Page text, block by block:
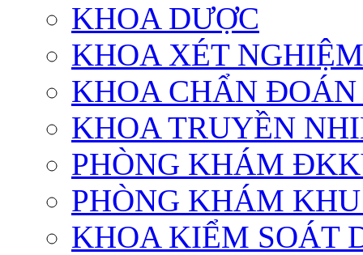
KHOA DƯỢC
KHOA XÉT NGHIỆM
KHOA CHẨN
KHOA TRUYỀN
PHÒNG KHÁM
PHÒNG KHÁM
KHOA KIỂM SOÁT